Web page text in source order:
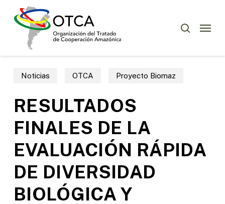
Menu
Noticias OTCA Proyecto Biomaz
RESULTADOS
FINALES DE LA
EVALUACIÓN RÁPIDA
DE DIVERSIDAD
BIOLÓGICA Y